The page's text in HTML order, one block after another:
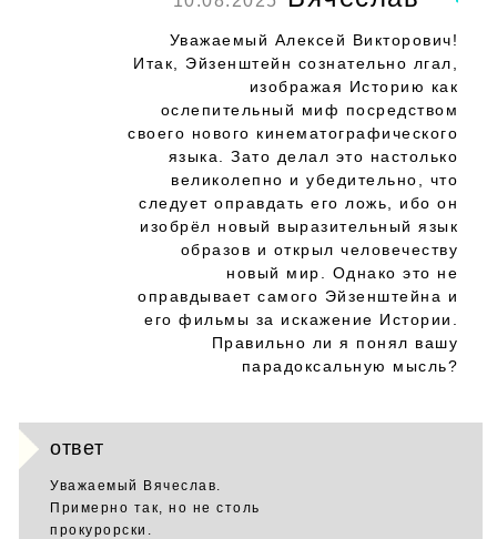
Уважаемый Алексей Викторович!
Итак, Эйзенштейн сознательно лгал,
изображая Историю как
ослепительный миф посредством
своего нового кинематографического
языка. Зато делал это настолько
великолепно и убедительно, что
следует оправдать его ложь, ибо он
изобрёл новый выразительный язык
образов и открыл человечеству
новый мир. Однако это не
оправдывает самого Эйзенштейна и
его фильмы за искажение Истории.
Правильно ли я понял вашу
парадоксальную мыcль?
ответ
Уважаемый Вячеслав.
Примерно так, но не столь
прокурорски.